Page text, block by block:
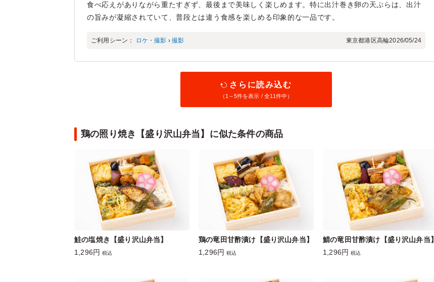
食べ応えがありながら重たすぎず、最後まで美味しく楽しめます。特に出汁巻き卵の天ぷらは、出汁
の旨みが凝縮されていて、普段とは違う食感を楽しめる印象的な一品です。
ご利用シーン： ロケ・撮影 › 撮影 東京都港区高輪2026/05/24
さらに読み込む
（1～5件を表示 / 全11件中）
鶏の照り焼き【盛り沢山弁当】に似た条件の商品
鮭の塩焼き【盛り沢山弁当】
1,296円 税込
鶏の竜田甘酢漬け【盛り沢山弁当】
1,296円 税込
鯖の竜田甘酢漬け【盛り沢山弁当】
1,296円 税込